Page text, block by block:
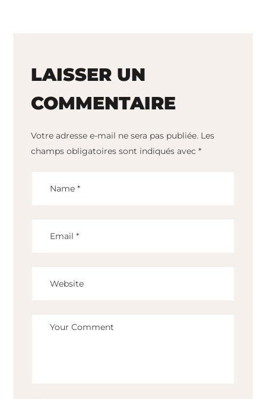
LAISSER UN
COMMENTAIRE
Votre adresse e-mail ne sera pas publiée. Les
champs obligatoires sont indiqués avec*